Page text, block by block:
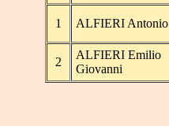
1 ALFIERI Antonio
2
ALFIERI Emilio
Giovanni